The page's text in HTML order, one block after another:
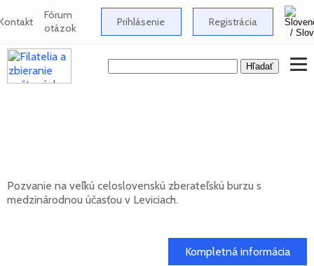
Fórum
otázok Prihlásenie Registrácia
Pozvanie na veľkú celoslovenskú zberateľskú burzu s
medzinárodnou účasťou v Leviciach.
Kompletná informácia